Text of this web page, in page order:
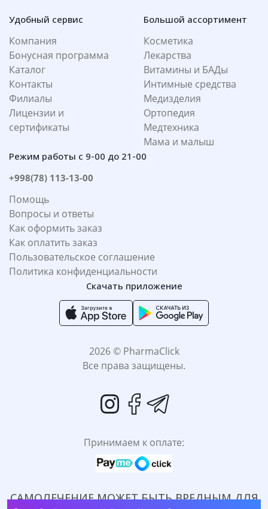
Удобный сервис
Компания
Бонусная программа
Каталог
Контакты
Филиалы
Лицензии и
сертификаты
Большой ассортимент
Косметика
Лекарства
Витамины и БАДы
Интимные средства
Медизделия
Ортопедия
Медтехника
Мама и малыш
Режим работы с 9-00 до 21-00
+998(78) 113-13-00
Помощь
Вопросы и ответы
Как оформить заказ
Как оплатить заказ
Пользовательское соглашение
Политика конфиденциальности
Скачать приложение
2026 © PharmaClick
Все права защищены.
Принимаем к оплате:
САМОЛЕЧЕНИЕ МОЖЕТ БЫТЬ ВРЕДНЫМ ДЛЯ